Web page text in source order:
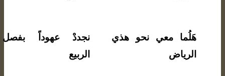
هَلُما معي نحو هذي
الرياض
نجددْ عهوداً بفصل
الربيع